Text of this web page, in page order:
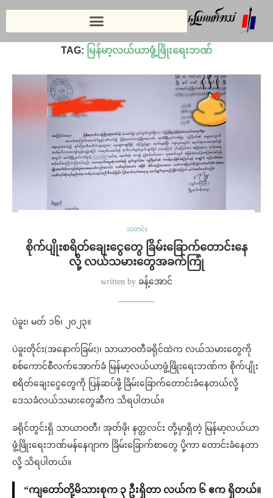
မြန်မာ့လယ်ယာဖွံ့ဖြိုးရေးဘဏ်
TAG: မြန်မာ့လယ်ယာဖွံ့ဖြိုးရေးဘဏ်
သတင်း
စိုက်ပျိုးစရိတ်ချေးငွေတွေ ခြိမ်းခြောက်တောင်းနေ
လို့ လယ်သမားတွေအခက်ကြုံ
written by ခန့်အောင်
ပဲခူး၊ မတ် ၁၆၊ ၂၀၂၃။
ပဲခူးတိုင်း(အနောက်ခြမ်း)၊ သာယာဝတီခရိုင်ထဲက လယ်သမားတွေကို
စစ်ကောင်စီလက်အောက်ခံ မြန်မာ့လယ်ယာဖွံ့ဖြိုးရေးဘဏ်က စိုက်ပျိုး
စရိတ်ချေးငွေတွေကို ပြန်ဆပ်ဖို့ ခြိမ်းခြောက်တောင်းခံနေတယ်လို့
ဒေသခံလယ်သမားတွေဆီက သိရပါတယ်။
ခရိုင်တွင်းရှိ သာယာဝတီ၊ အုတ်ဖို၊ နတ္တလင်း တို့မှာရှိတဲ့ မြန်မာ့လယ်ယာ
ဖွံ့ဖြိုးရေးဘဏ်မန်နေဂျာက ခြိမ်းခြောက်စာတွေ ပို့ကာ တောင်းခံနေတာ
လို့ သိရပါတယ်။
“ကျတော်တို့မိသားစုက ၃ ဦးရှိတာ လယ်က ၆ ဧက ရှိတယ်။